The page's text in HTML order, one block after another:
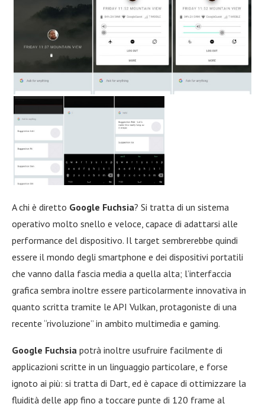
A chi è diretto Google Fuchsia? Si tratta di un sistema
operativo molto snello e veloce, capace di adattarsi alle
performance del dispositivo. Il target sembrerebbe quindi
essere il mondo degli smartphone e dei dispositivi portatili
che vanno dalla fascia media a quella alta; l’interfaccia
grafica sembra inoltre essere particolarmente innovativa in
quanto scritta tramite le API Vulkan, protagoniste di una
recente “rivoluzione” in ambito multimedia e gaming.
Google Fuchsia potrà inoltre usufruire facilmente di
applicazioni scritte in un linguaggio particolare, e forse
ignoto ai più: si tratta di Dart, ed è capace di ottimizzare la
fluidità delle app fino a toccare punte di 120 frame al